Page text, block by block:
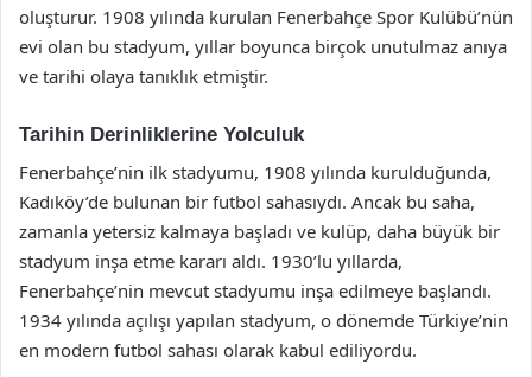
oluşturur. 1908 yılında kurulan Fenerbahçe Spor Kulübü’nün
evi olan bu stadyum, yıllar boyunca birçok unutulmaz anıya
ve tarihi olaya tanıklık etmiştir.
Tarihin Derinliklerine Yolculuk
Fenerbahçe’nin ilk stadyumu, 1908 yılında kurulduğunda,
Kadıköy’de bulunan bir futbol sahasıydı. Ancak bu saha,
zamanla yetersiz kalmaya başladı ve kulüp, daha büyük bir
stadyum inşa etme kararı aldı. 1930’lu yıllarda,
Fenerbahçe’nin mevcut stadyumu inşa edilmeye başlandı.
1934 yılında açılışı yapılan stadyum, o dönemde Türkiye’nin
en modern futbol sahası olarak kabul ediliyordu.